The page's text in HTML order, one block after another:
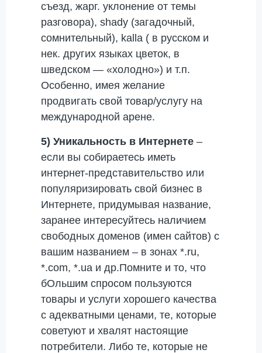
съезд, жарг. уклонение от темы
разговора), shady (загадочный,
сомнительный), kalla ( в русском и
нек. других языках цветок, в
шведском — «холодно») и т.п.
Особенно, имея желание
продвигать свой товар/услугу на
международной арене.
5) Уникальность в Интернете –
если вы собираетесь иметь
интернет-представительство или
популяризировать свой бизнес в
Интернете, придумывая название,
заранее интересуйтесь наличием
свободных доменов (имен сайтов) с
вашим названием – в зонах *.ru,
*.com, *.ua и др.Помните и то, что
бОльшим спросом пользуются
товары и услуги хорошего качества
с адекватными ценами, те, которые
советуют и хвалят настоящие
потребители. Либо те, которые не